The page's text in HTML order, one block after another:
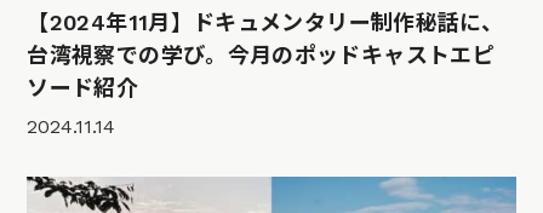
【2024年11月】ドキュメンタリー制作秘話に、
台湾視察での学び。今月のポッドキャストエピ
ソード紹介
2024.11.14